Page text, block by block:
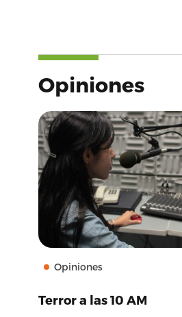
Opiniones
Opiniones
Terror a las 10 AM